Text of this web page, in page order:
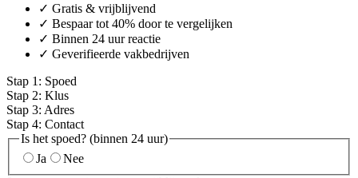
✓ Gratis & vrijblijvend
✓ Bespaar tot 40% door te vergelijken
✓ Binnen 24 uur reactie
✓ Geverifieerde vakbedrijven
Stap 1 : Spoed
Stap 2: Klus
Stap 3: Adres
Stap 4: Contact
Is het spoed? (binnen 24 uur)
Ja
Nee